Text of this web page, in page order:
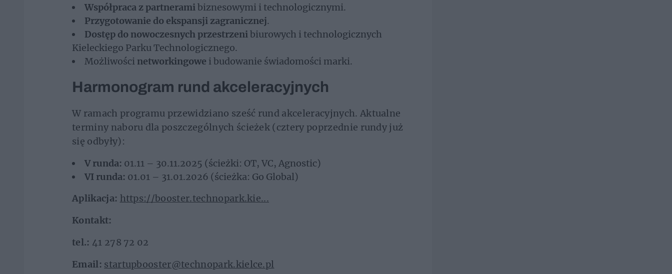
Współpraca z partneramibiznesowymi i technologicznymi.
Przygotowanie do ekspansji zagranicznej.
Dostęp do nowoczesnych przestrzenibiurowych i technologicznych
Kieleckiego Parku Technologicznego.
Możliwości networkingowe i budowanie świadomości marki.
Harmonogram rund akceleracyjnych
W ramach programu przewidziano sześć rund akceleracyjnych. Aktualne
terminy naboru dla poszczególnych ścieżek (cztery poprzednie rundy już
się odbyły):
V runda: 01.11 – 30.11.2025 (ścieżki: OT, VC, Agnostic)
VI runda: 01.01 – 31.01.2026 (ścieżka: Go Global)
Aplikacja: https://booster.technopark.kie...
Kontakt:
tel.: 41 278 72 02
Email: startupbooster@technopark.kielce.pl